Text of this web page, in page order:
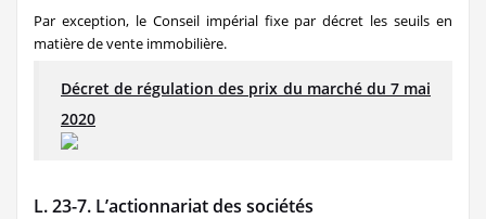
Par exception, le Conseil impérial fixe par décret les seuils en
matière de vente immobilière.
Décret de régulation des prix du marché du 7 mai
2020
L. 23-7. L’actionnariat des sociétés